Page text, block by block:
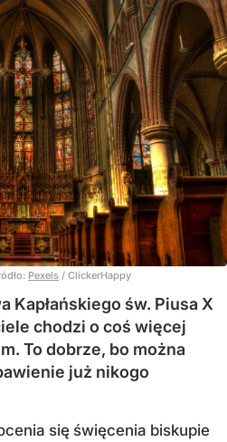
Pexels / ClickerHappy
Kapłańskiego św. Piusa X
chodzi o coś więcej
To dobrze, bo można
już nikogo
się święcenia biskupie